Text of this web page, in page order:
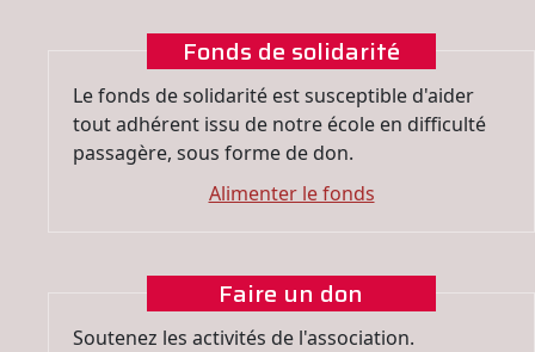
Fonds de solidarité
Le fonds de solidarité est susceptible d'aider
tout adhérent issu de notre école en difficulté
passagère, sous forme de don.
Alimenter le fonds
Faire un don
Soutenez les activités de l'association.